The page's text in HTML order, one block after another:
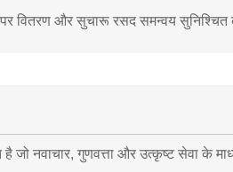
वितरण और सुचारू रसद समन्वय सुनिश्चित
जो नवाचार, गुणवत्ता और उत्कृष्ट सेवा के